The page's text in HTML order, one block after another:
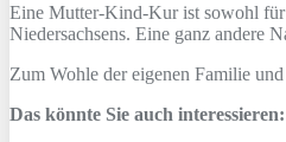
Eine Mutter-Kind-Kur ist sowohl für
Niedersachsens. Eine ganz andere
Zum Wohle der eigenen Familie
Das könnte Sie auch interessieren: